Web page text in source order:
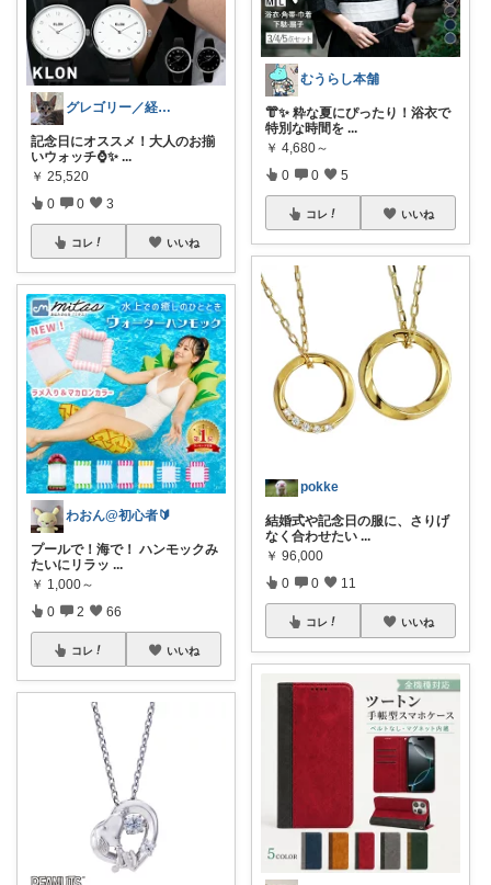
グレゴリー／経由購入感謝です💕
記念日にオススメ！大人のお揃
いウォッチ⌚✨ ...
￥ 25,520
0 0 3
コレ いいね
わおん@初心者🔰
プールで！海で！ ハンモックみ
たいにリラッ ...
￥ 1,000～
0 2 66
コレ いいね
むうらし本舗
👘✨ 粋な夏にぴったり！浴衣で
特別な時間を ...
￥ 4,680～
0 0 5
コレ いいね
pokke
結婚式や記念日の服に、さりげ
なく合わせたい ...
￥ 96,000
0 0 11
コレ いいね